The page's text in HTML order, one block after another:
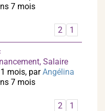
7 mois
1
2
Salaire
mois, parAngélina
7 mois
1
2